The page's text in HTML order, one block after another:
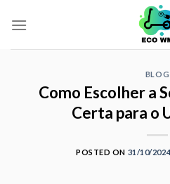
BLOG
Como Escolher a
Certa para o
POSTED ON 31/10/2024